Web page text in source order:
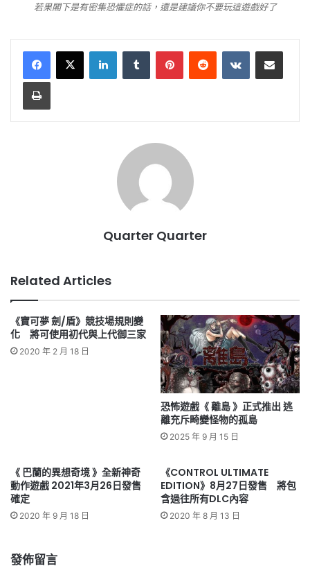
若果閣下是有密集恐懼症的話，還是建議你不要玩這遊戲好了
LinkedInTumblr PinterestReddit VKontakteShare via Email
Print
Quarter Quarter
Related Articles
《寶可夢 劍/盾》競技場規則變
化 將可使用初代與上代御三家
2020 年 2 月 18 日
恐怖遊戲《 離島 》正式推出 逃
離充斥畸變怪物的孤島
2025 年 9 月 15 日
《 巴蘭的異想奇境 》全新神奇
動作遊戲 2021年3月26日發售
確定
2020 年 9 月 18 日
《CONTROL ULTIMATE
EDITION》8月27日發售 將包
含過往所有DLC內容
2020 年 8 月 13 日
發佈留言